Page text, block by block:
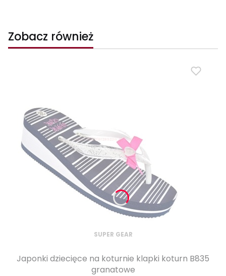
Zobacz również
SUPER GEAR
Japonki dziecięce na koturnie klapki koturn B835
granatowe